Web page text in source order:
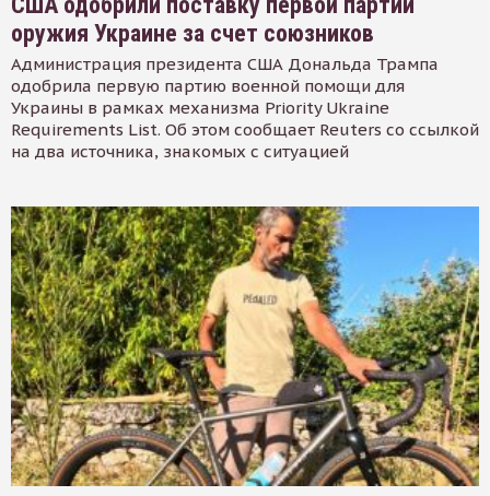
оружия Украине за счет союзников
Администрация президента США Дональда Трампа
одобрила первую партию военной помощи для
Украины в рамках механизма Priority Ukraine
Requirements List. Об этом сообщает Reuters со ссылкой
на два источника, знакомых с ситуацией